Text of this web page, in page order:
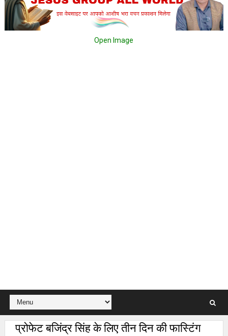
Open Image
प्रोफेट बजिंद्र सिंह के लिए तीन दिन की फास्टिंग